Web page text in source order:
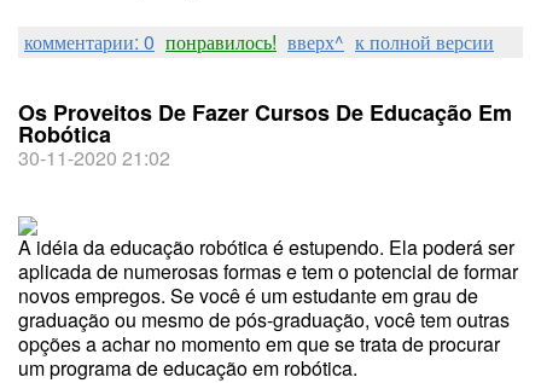
комментарии: 0 понравилось! вверх^ к полной версии
Os Proveitos De Fazer Cursos De Educação Em
Robótica
30-11-2020 21:02
A idéia da educação robótica é estupendo. Ela poderá ser
aplicada de numerosas formas e tem o potencial de formar
novos empregos. Se você é um estudante em grau de
graduação ou mesmo de pós-graduação, você tem outras
opções a achar no momento em que se trata de procurar
um programa de educação em robótica.